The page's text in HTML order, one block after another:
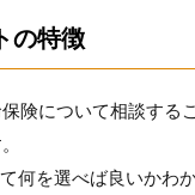
の特徴
険について相談する
何を選べば良いかわ